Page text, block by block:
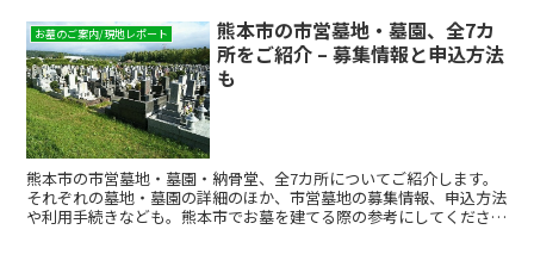
お墓のご案内/現地レポート
熊本市の市営墓地・墓園、全7カ
所をご紹介 – 募集情報と申込方法
も
熊本市の市営墓地・墓園・納骨堂、全7カ所についてご紹介します。
それぞれの墓地・墓園の詳細のほか、市営墓地の募集情報、申込方法
や利用手続きなども。熊本市でお墓を建てる際の参考にしてくださ